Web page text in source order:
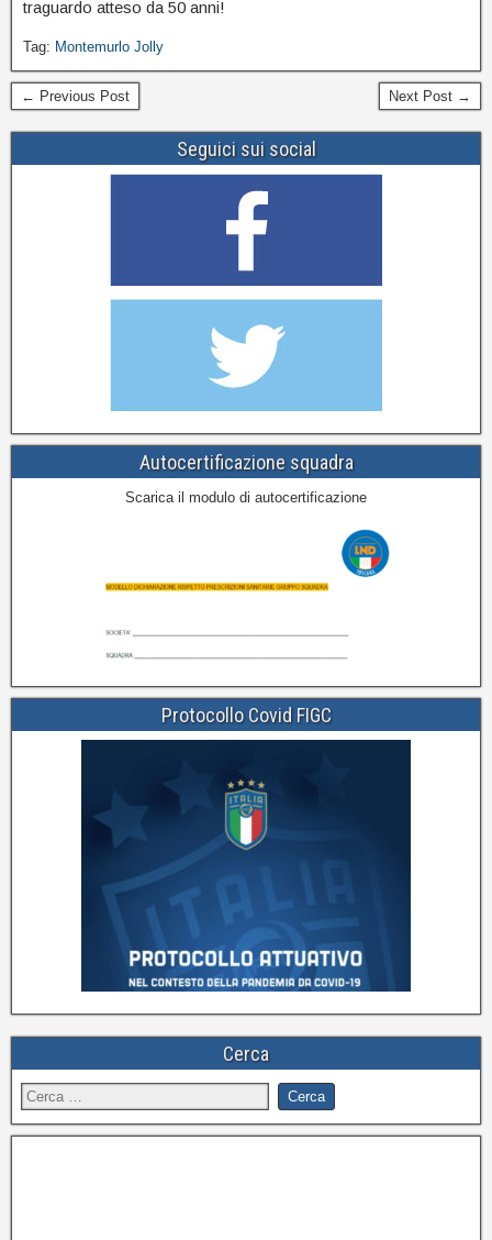
traguardo atteso da 50 anni!
Tag: Montemurlo Jolly
← Previous Post Next Post →
Seguici sui social
Autocertificazione squadra
Scarica il modulo di autocertificazione
Protocollo Covid FIGC
Cerca